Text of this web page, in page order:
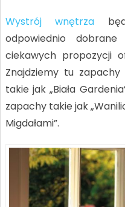
Wystrój wnętrza
odpowiednio
ciekawych propozycji
Znajdziemy tu
takie jak „Biała
zapachy takie jak
Migdałami”.